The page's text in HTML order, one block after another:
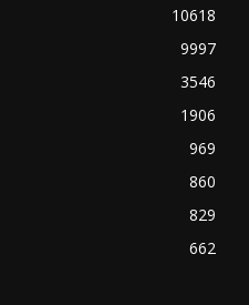
10618
9997
3546
1906
969
860
829
662